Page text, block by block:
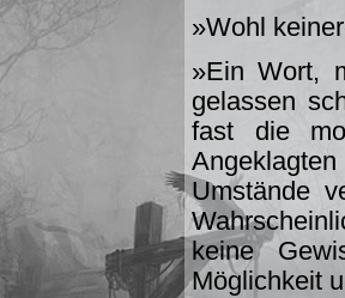
»Wohl
»Ein Wort,
gelassen
fast die
Umstände
keine
Möglichkeit